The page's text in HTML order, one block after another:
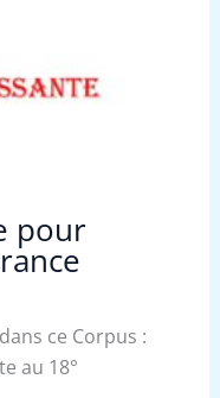
pour
ce Corpus :
au 18°